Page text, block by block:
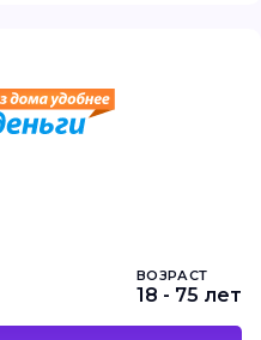
ВОЗРАСТ
18 - 75 лет